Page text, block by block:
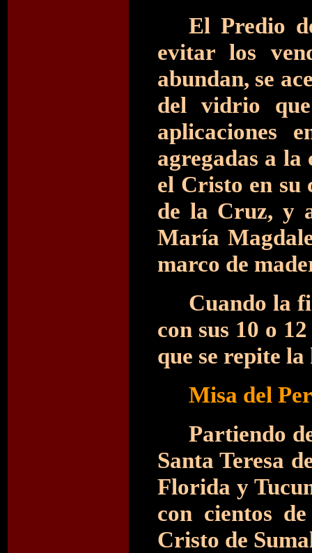
El Predio
evitar los
abundan, se
del vidrio
aplicaciones
agregadas a
el Cristo en su
de la Cruz, y
María
marco de
Cuando la
con sus 10 o
que se repite
Misa del
Partiendo
Santa Teresa
Florida y
con cientos
Cristo de